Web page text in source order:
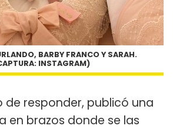
BARBY FRANCO Y SARAH.
INSTAGRAM)
de responder, publicó una
en brazos donde se las